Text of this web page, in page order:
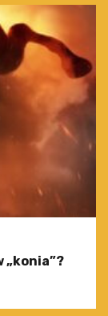
„konia”?